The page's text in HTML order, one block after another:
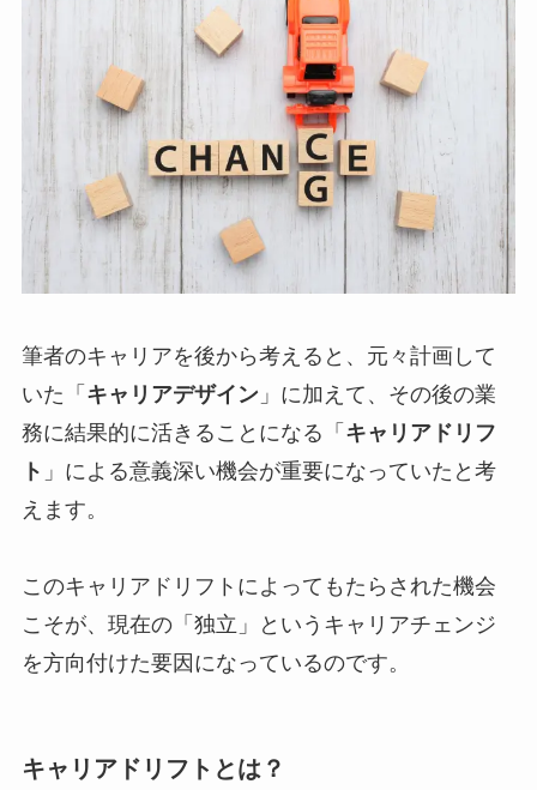
筆者のキャリアを後から考えると、元々計画して
いた「 キャリアデザイン」に加えて、その後の業
務に結果的に活きることになる「 キャリアドリフ
ト 」による意義深い機会が重要になっていたと考
えます。
このキャリアドリフトによってもたらされた機会
こそが、現在の「独立」というキャリアチェンジ
を方向付けた要因になっているのです。
キャリアドリフトとは？